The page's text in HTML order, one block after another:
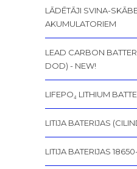
LĀDĒTĀJI SVINA-
AKUMULATORIEM
LEAD CARBON
DOD) - NEW!
LIFEPO₄ LITHIUM
LITIJA BATERIJAS
LITIJA BATERIJAS